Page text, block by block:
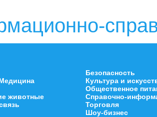
животные
Безопасность
Культура и
Общественное
Справочно-
Торговля
Шоу-бизнес